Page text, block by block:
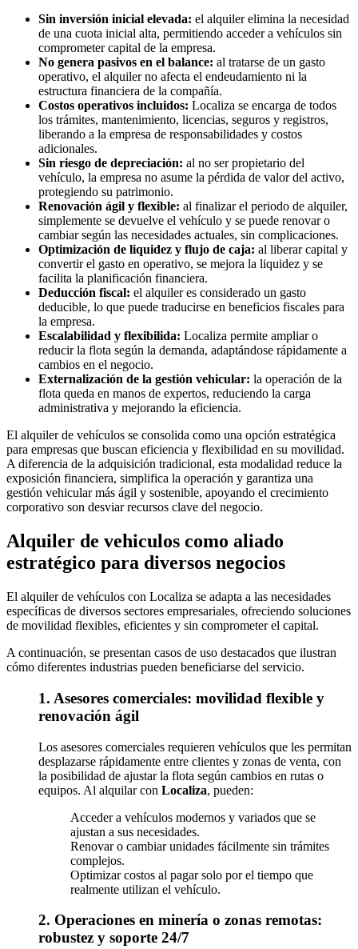
Sin inversión inicial elevada: el alquiler elimina la necesidad
de una cuota inicial alta, permitiendo acceder a vehículos sin
comprometer capital de la empresa.
No genera pasivos en el balance: al tratarse de un gasto
operativo, el alquiler no afecta el endeudamiento ni la
estructura financiera de la compañía.
Costos operativos incluidos: Localiza se encarga de todos
los trámites, mantenimiento, licencias, seguros y registros,
liberando a la empresa de responsabilidades y costos
adicionales.
Sin riesgo de depreciación: al no ser propietario del
vehículo, la empresa no asume la pérdida de valor del activo,
protegiendo su patrimonio.
Renovación ágil y flexible: al finalizar el periodo de alquiler,
simplemente se devuelve el vehículo y se puede renovar o
cambiar según las necesidades actuales, sin complicaciones.
Optimización de liquidez y flujo de caja: al liberar capital y
convertir el gasto en operativo, se mejora la liquidez y se
facilita la planificación financiera.
Deducción fiscal: el alquiler es considerado un gasto
deducible, lo que puede traducirse en beneficios fiscales para
la empresa.
Escalabilidad y flexibilida: Localiza permite ampliar o
reducir la flota según la demanda, adaptándose rápidamente a
cambios en el negocio.
Externalización de la gestión vehicular: la operación de la
flota queda en manos de expertos, reduciendo la carga
administrativa y mejorando la eficiencia.
El alquiler de vehículos se consolida como una opción estratégica
para empresas que buscan eficiencia y flexibilidad en su movilidad.
A diferencia de la adquisición tradicional, esta modalidad reduce la
exposición financiera, simplifica la operación y garantiza una
gestión vehicular más ágil y sostenible, apoyando el crecimiento
corporativo son desviar recursos clave del negocio.
Alquiler de vehiculos como aliado
estratégico para diversos negocios
El alquiler de vehículos con Localiza se adapta a las necesidades
específicas de diversos sectores empresariales, ofreciendo soluciones
de movilidad flexibles, eficientes y sin comprometer el capital.
A continuación, se presentan casos de uso destacados que ilustran
cómo diferentes industrias pueden beneficiarse del servicio.
1. Asesores comerciales: movilidad flexible y
renovación ágil
Los asesores comerciales requieren vehículos que les permitan
desplazarse rápidamente entre clientes y zonas de venta, con
la posibilidad de ajustar la flota según cambios en rutas o
equipos. Al alquilar con Localiza, pueden:
Acceder a vehículos modernos y variados que se
ajustan a sus necesidades.
Renovar o cambiar unidades fácilmente sin trámites
complejos.
Optimizar costos al pagar solo por el tiempo que
realmente utilizan el vehículo.
2. Operaciones en minería o zonas remotas:
robustez y soporte 24/7